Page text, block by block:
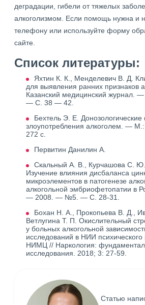
деградации, гибели от тяжелых
алкоголизмом. Если помощь нужна и
телефону или используйте форму
сайте.
Список литературы:
Яхтин К. К., Менделевич В. Д.
для выявления ранних признаков
Казанский медицинский журнал.
— С. 38 — 42.
Бехтель Э. Е.
злоупотребления алкоголем. —
272 с.
Первитин Данилин А.
Скальный А. В., Курчашова С.
Изучение влияния дисбаланса
микроэлементов в патогенезе
алкогольной эмбриофетопатии в
— 2008. — №5. — С. 28-31.
Бохан Н. А., Прокопьева В. Д.,
Ветлугина Т. П. Окислительный
у больных алкогольной
исследований в НИИ психического
НИМЦ // Наркология:
исследования. 2018; 3: 27-59.
Статью